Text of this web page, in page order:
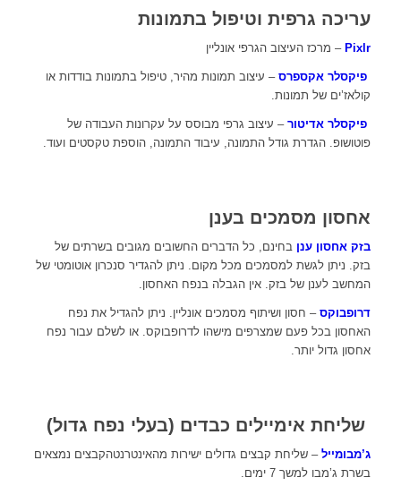
עריכה גרפית וטיפול בתמונות
Pixlr – מרכז העיצוב הגרפי אונליין
פיקסלר אקספרס – עיצוב תמונות מהיר, טיפול בתמונות בודדות או
קולאז’ים של תמונות.
פיקסלר אדיטור– עיצוב גרפי מבוסס על עקרונות העבודה של
פוטושופ. הגדרת גודל התמונה, עיבוד התמונה, הוספת טקסטים ועוד.
אחסון מסמכים בענן
בזק אחסון ענן בחינם, כל הדברים החשובים מגובים בשרתים של
בזק. ניתן לגשת למסמכים מכל מקום. ניתן להגדיר סנכרון אוטומטי של
המחשב לענן של בזק. אין הגבלה בנפח האחסון.
דרופבוקס– חסון ושיתוף מסמכים אונליין. ניתן להגדיל את נפח
האחסון בכל פעם שמצרפים מישהו לדרופבוקס. או לשלם עבור נפח
אחסון גדול יותר.
שליחת אימיילים כבדים (בעלי נפח גדול)
ג’מבומייל– שליחת קבצים גדולים ישירות מהאינטרנטהקבצים נמצאים
בשרת ג’מבו למשך 7 ימים.